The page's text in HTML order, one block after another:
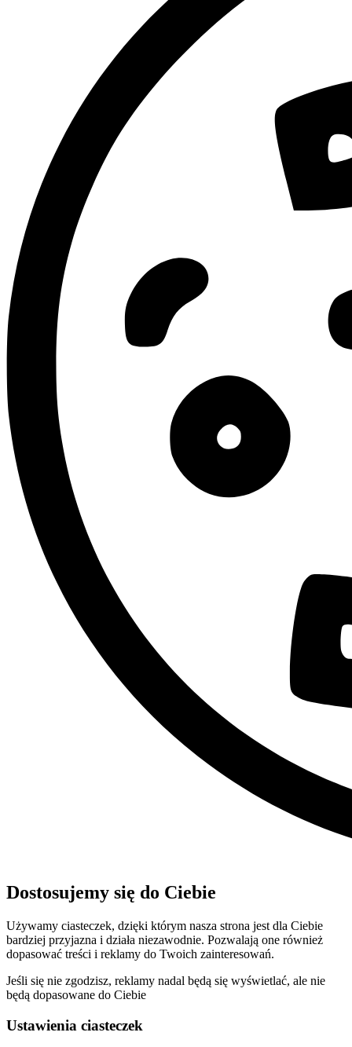
Dostosujemy się do Ciebie
Używamy ciasteczek, dzięki którym nasza strona jest dla Ciebie
bardziej przyjazna i działa niezawodnie. Pozwalają one również
dopasować treści i reklamy do Twoich zainteresowań.
Jeśli się nie zgodzisz, reklamy nadal będą się wyświetlać, ale nie
będą dopasowane do Ciebie
Ustawienia ciasteczek